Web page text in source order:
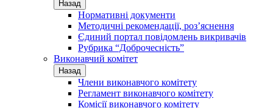
Назад
Нормативні документи
Методичні рекомендації, роз’яснення
Єдиний портал повідомлень викривачів
Рубрика “Доброчесність”
Виконавчий комітет
Назад
Члени виконавчого комітету
Регламент виконавчого комітету
Комісії виконавчого комітету